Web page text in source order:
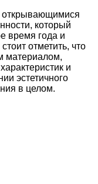
открывающимися
который
время года и
отметить, что
материалом,
и
эстетичного
в целом.